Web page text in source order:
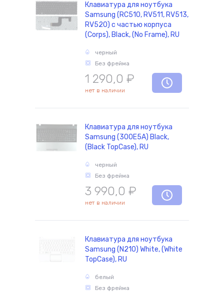
Клавиатура для ноутбука
Samsung (RC510, RV511, RV513,
RV520) с частью корпуса
(Corps), Black, (No Frame), RU
черный
Без фрейма
1 290,0 ₽
нет в наличии
Клавиатура для ноутбука
Samsung (300E5A) Black,
(Black TopCase), RU
черный
Без фрейма
3 990,0 ₽
нет в наличии
Клавиатура для ноутбука
Samsung (N210) White, (White
TopCase), RU
белый
Без фрейма